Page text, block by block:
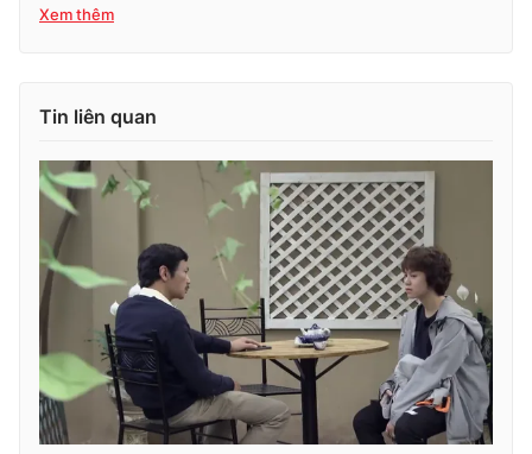
Xem thêm
Tin liên quan